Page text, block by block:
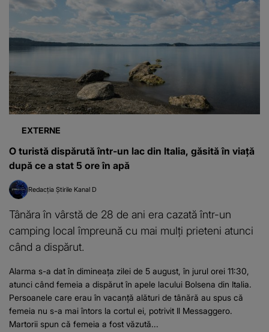
EXTERNE
O turistă dispărută într-un lac din Italia, găsită în viață
după ce a stat 5 ore în apă
Redacția Știrile Kanal D
Tânăra în vârstă de 28 de ani era cazată într-un
camping local împreună cu mai mulţi prieteni atunci
când a dispărut.
Alarma s-a dat în dimineața zilei de 5 august, în jurul orei 11:30,
atunci când femeia a dispărut în apele lacului Bolsena din Italia.
Persoanele care erau în vacanță alături de tânără au spus că
femeia nu s-a mai întors la cortul ei, potrivit Il Messaggero.
Martorii spun că femeia a fost văzută...